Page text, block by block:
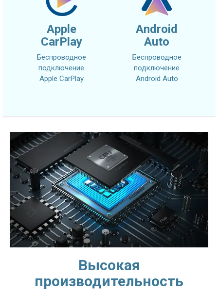
Apple
CarPlay
Беспроводное
подключение
Apple CarPlay
Android
Auto
Беспроводное
подключение
Android Auto
Высокая
производительность